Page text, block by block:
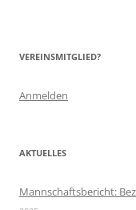
VEREINSMITGLIED?
Anmelden
AKTUELLES
Mannschaftsbericht: